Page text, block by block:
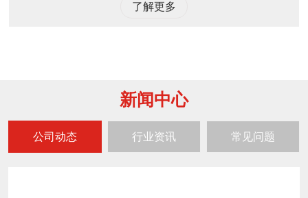
了解更多
新闻中心
公司动态 行业资讯 常见问题